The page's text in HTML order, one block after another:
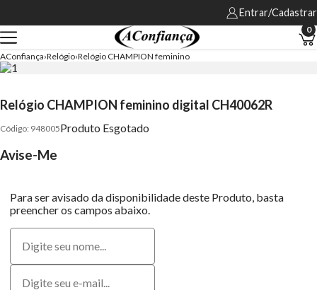
Entrar/Cadastrar
0
AConfiança Relógio Relógio CHAMPION feminino
Relógio CHAMPION feminino digital CH40062R
948005Produto Esgotado
Avise-Me
Para ser avisado da disponibilidade deste Produto, basta
preencher os campos abaixo.